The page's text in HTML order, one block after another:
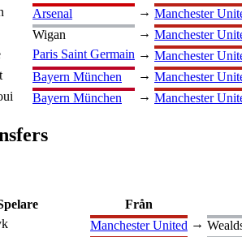
Arsenal → Manchester
Wigan → Manchester
Paris Saint Germain → Manchester
Bayern München → Manchester
Bayern München → Manchester
Från
Manchester United →